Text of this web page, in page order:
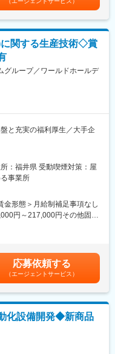
躍できる場を創出すること
開花させ、よりハイレベル
与してまいります。
度
化し弱みを補うための技術研
技術者の指導やe-learningも
サポートをいたします。
ます。
キャリア形成をともに考
るというワークスタイルで
とができる教育研修制度が
できます。
レード制度の導入もありま
である「コ・ソーシング」
ス部分での量的支援だけで
ながら、日本のものづくり
成」を強みに、その変化に
躍できる場を創出すること
開花させ、よりハイレベル
与してまいります。
す。月給(月額)は固定手当を
関する生産技術◇賞
グループ／ワールドホールデ
と充実の福利厚生／大手企
化し弱みを補うための技術研
技術者の指導やe-learningも
のサポートをいたします。
います。
System」という、担当営
：福井県 受動喫煙対策：屋
事業所
金形態＞月給制補足事項なし
円～217,000円その他固定
：年2回（7月・12月）
までも目安の金額であり、
す。月給(月額)は固定手当を
応募依頼する
（エージェントサービス）
化設備開発◆新商品